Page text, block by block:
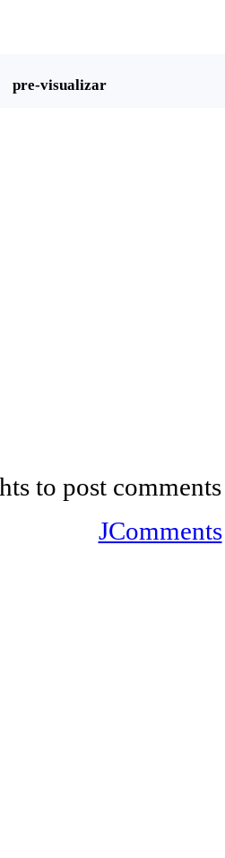
pre-visualizar
to post comments
JComments